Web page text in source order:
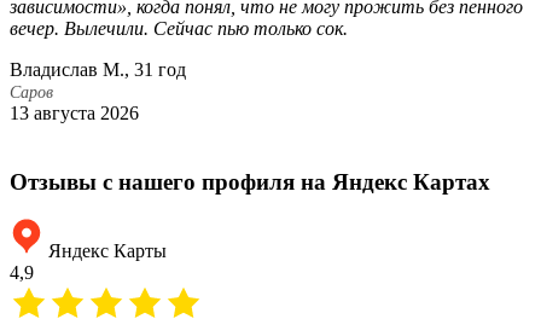
зависимости», когда понял, что не могу прожить без пенного
вечер. Вылечили. Сейчас пью только сок.
Владислав М., 31 год
Саров
13 августа 2026
Отзывы с нашего профиля на Яндекс Картах
Яндекс Карты
4,9